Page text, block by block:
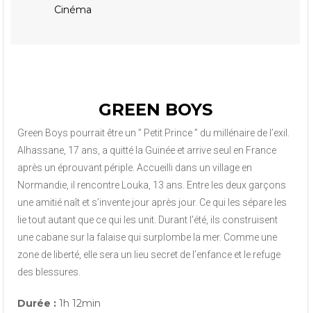
Cinéma
GREEN BOYS
Green Boys pourrait être un ” Petit Prince ” du millénaire de l’exil.
Alhassane, 17 ans, a quitté la Guinée et arrive seul en France
après un éprouvant périple. Accueilli dans un village en
Normandie, il rencontre Louka, 13 ans. Entre les deux garçons
une amitié naît et s’invente jour après jour. Ce qui les sépare les
lie tout autant que ce qui les unit. Durant l’été, ils construisent
une cabane sur la falaise qui surplombe la mer. Comme une
zone de liberté, elle sera un lieu secret de l’enfance et le refuge
des blessures.
Durée : 1h 12min